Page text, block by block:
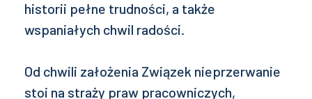
historii pełne trudności, a także
wspaniałych chwil radości.
Od chwili założenia Związek nieprzerwanie
stoi na straży praw pracowniczych,